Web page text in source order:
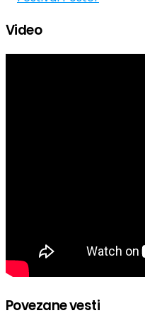
Video
Povezane vesti